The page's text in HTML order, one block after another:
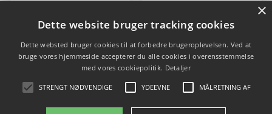
Varekategorier
Produkter
×
Dette website bruger tracking cookies
Dette websted bruger cookies til at forbedre brugeroplevelsen. Ved at
bruge vores hjemmeside accepterer du alle cookies i overensstemmelse
med vores cookiepolitik. Detaljer
STRENGT NØDVENDIGE YDEEVNE MÅLRETNING AF